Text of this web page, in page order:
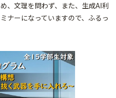
、文理を問わず、また、生成AI利
ナーになっていますので、ふるっ